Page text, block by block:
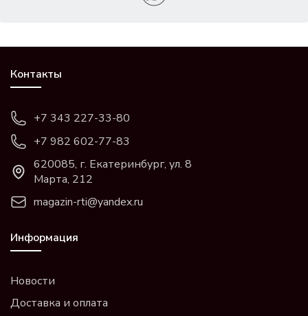
Контакты
+7 343 227-33-80
+7 982 602-77-83
620085, г. Екатеринбург, ул. 8
Марта, 212
magazin-rti@yandex.ru
Информация
Новости
Доставка и оплата